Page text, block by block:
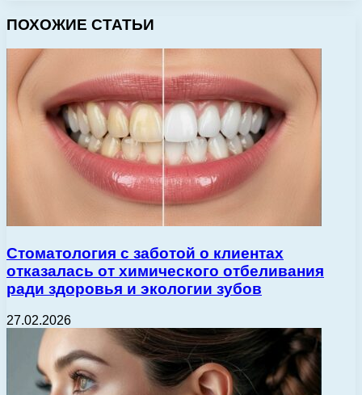
ПОХОЖИЕ СТАТЬИ
Стоматология с заботой о клиентах
отказалась от химического отбеливания
ради здоровья и экологии зубов
27.02.2026